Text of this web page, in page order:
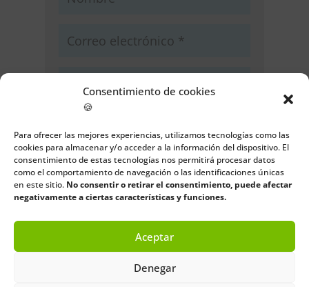
Consentimiento de cookies
🍪
Para ofrecer las mejores experiencias, utilizamos tecnologías como las
cookies para almacenar y/o acceder a la información del dispositivo. El
consentimiento de estas tecnologías nos permitirá procesar datos
como el comportamiento de navegación o las identificaciones únicas
en este sitio. No consentir o retirar el consentimiento, puede afectar
negativamente a ciertas características y funciones.
Aceptar
Denegar
electrónico y web en este navegador
para la próxima vez que comente.
Enviar comentario